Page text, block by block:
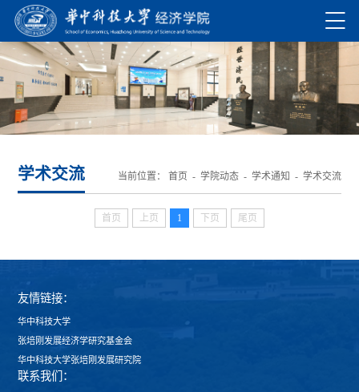
学术交流 当前位置： 首页 - 学院动态- 学术通知 - 学术交流
首页 上页 1 下页 尾页
友情链接：
华中科技大学
张培刚发展经济学研究基金会
华中科技大学张培刚发展研究院
联系我们：